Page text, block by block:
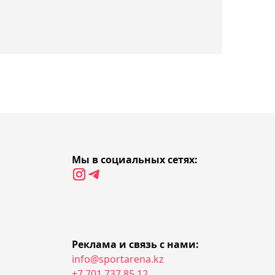
перед боем за титул WBC:
тренер предупредил о
"Если Махмуд поедет, мы
пожелаем ему удачи":
Мы в социальных сетях:
Реклама и связь с нами:
info@sportarena.kz